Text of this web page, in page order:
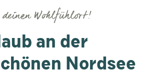
an der
Nordsee
Wohlfühlort!